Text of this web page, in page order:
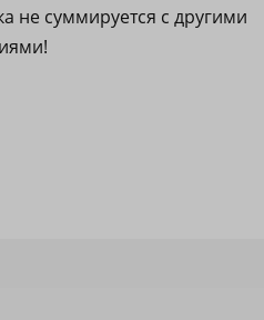
не суммируется с другими